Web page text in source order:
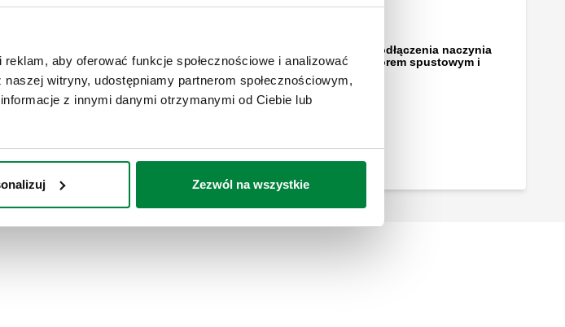
aby oferować funkcje społecznościowe i analizować
witryny, udostępniamy partnerom społecznościowym,
z innymi danymi otrzymanymi od Ciebie lub
Zezwól na wszystkie
do podłączenia naczynia
z zaworem spustowym.
Szybkozłącze do podłączenia naczynia
wzbiorczego z zaworem spustowym i
zaworem kulowym.
pływakowy, 250 V - 10 A.